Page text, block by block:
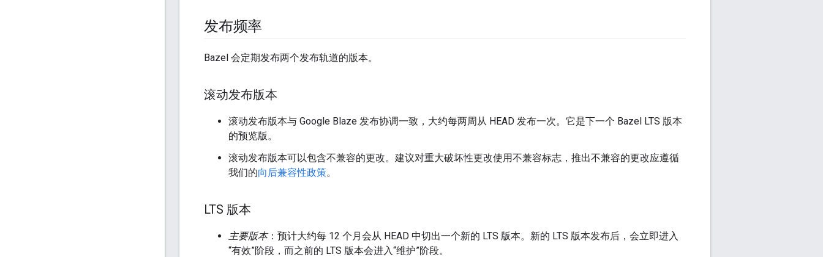
发布频率
Bazel 会定期发布两个发布轨道的版本。
滚动发布版本
滚动发布版本与 Google Blaze 发布协调一致，大约每两周从 HEAD 发布一次。它是下一个 Bazel LTS 版本
的预览版。
滚动发布版本可以包含不兼容的更改。建议对重大破坏性更改使用不兼容标志，推出不兼容的更改应遵循
我们的向后兼容性政策。
LTS 版本
主要版本：预计大约每 12 个月会从 HEAD 中切出一个新的 LTS 版本。新的 LTS 版本发布后，会立即进入
“有效”阶段，而之前的 LTS 版本会进入“维护”阶段。